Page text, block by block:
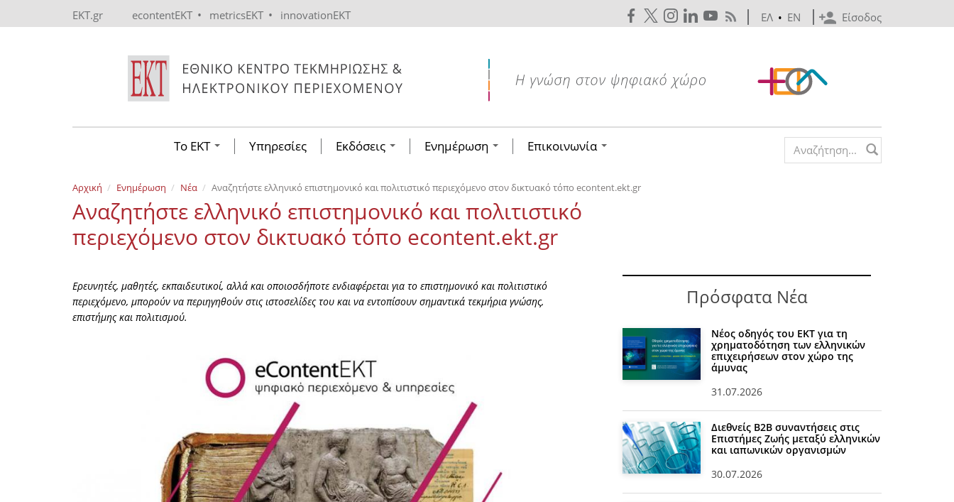
EKT.gr econtentEKT • metricsEKT • innovationEKT Είσοδος
ΕΛ • EN
Το ΕΚΤ Υπηρεσίες Εκδόσεις Ενημέρωση Επικοινωνία Search form
Αρχική Ενημέρωση Νέα Αναζητήστε ελληνικό επιστημονικό και πολιτιστικό περιεχόμενο στον δικτυακό τόπο econtent.ekt.gr
Αναζητήστε ελληνικό επιστημονικό και πολιτιστικό
περιεχόμενο στον δικτυακό τόπο econtent.ekt.gr
Ερευνητές, μαθητές, εκπαιδευτικοί, αλλά και οποιοσδήποτε ενδιαφέρεται για το επιστημονικό και πολιτιστικό
περιεχόμενο, μπορούν να περιηγηθούν στις ιστοσελίδες του και να εντοπίσουν σημαντικά τεκμήρια γνώσης,
επιστήμης και πολιτισμού.
Πρόσφατα Νέα
Νέος οδηγός του ΕΚΤ για τη
χρηματοδότηση των ελληνικών
επιχειρήσεων στον χώρο της
άμυνας
31.07.2026
Διεθνείς Β2Β συναντήσεις στις
Επιστήμες Ζωής μεταξύ ελληνικών
και ιαπωνικών οργανισμών
30.07.2026